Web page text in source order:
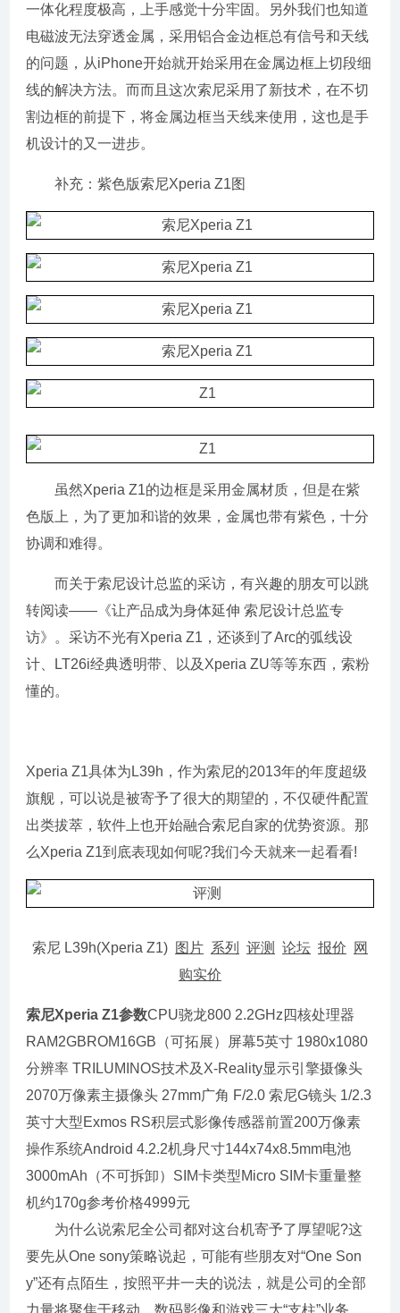
一体化程度极高，上手感觉十分牢固。另外我们也知道
电磁波无法穿透金属，采用铝合金边框总有信号和天线
的问题，从iPhone开始就开始采用在金属边框上切段细
线的解决方法。而而且这次索尼采用了新技术，在不切
割边框的前提下，将金属边框当天线来使用，这也是手
机设计的又一进步。
补充：紫色版索尼Xperia Z1图
虽然Xperia Z1的边框是采用金属材质，但是在紫
色版上，为了更加和谐的效果，金属也带有紫色，十分
协调和难得。
而关于索尼设计总监的采访，有兴趣的朋友可以跳
转阅读——《让产品成为身体延伸 索尼设计总监专
访》。采访不光有Xperia Z1，还谈到了Arc的弧线设
计、LT26i经典透明带、以及Xperia ZU等等东西，索粉
懂的。
Xperia Z1具体为L39h，作为索尼的2013年的年度超级
旗舰，可以说是被寄予了很大的期望的，不仅硬件配置
出类拔萃，软件上也开始融合索尼自家的优势资源。那
么Xperia Z1到底表现如何呢?我们今天就来一起看看!
索尼 L39h(Xperia Z1) 图片 系列 评测 论坛 报价
网
购实价
索尼Xperia Z1参数CPU骁龙800 2.2GHz四核处理器
RAM2GBROM16GB（可拓展）屏幕5英寸 1980x1080
分辨率 TRILUMINOS技术及X-Reality显示引擎摄像头
2070万像素主摄像头 27mm广角 F/2.0 索尼G镜头 1/2.3
英寸大型Exmos RS积层式影像传感器前置200万像素
操作系统Android 4.2.2机身尺寸144x74x8.5mm电池
3000mAh（不可拆卸）SIM卡类型Micro SIM卡重量整
机约170g参考价格4999元
为什么说索尼全公司都对这台机寄予了厚望呢?这
要先从One sony策略说起，可能有些朋友对“One Son
y”还有点陌生，按照平井一夫的说法，就是公司的全部
力量将聚焦于移动、数码影像和游戏三大“支柱”业务，